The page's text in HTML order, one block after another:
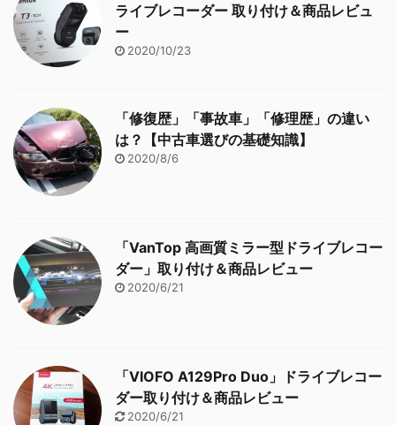
ライブレコーダー 取り付け＆商品レビュ
ー
2020/10/23
「修復歴」「事故車」「修理歴」の違い
は？【中古車選びの基礎知識】
2020/8/6
「VanTop 高画質ミラー型ドライブレコー
ダー」取り付け＆商品レビュー
2020/6/21
「VIOFO A129Pro Duo」ドライブレコー
ダー取り付け＆商品レビュー
2020/6/21